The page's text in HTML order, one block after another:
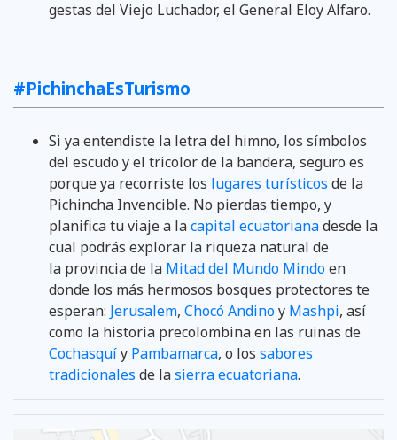
gestas del Viejo Luchador, el General Eloy Alfaro.
#PichinchaEsTurismo
Si ya entendiste la letra del himno, los símbolos
del escudo y el tricolor de la bandera, seguro es
porque ya recorriste los lugares turísticos de la
Pichincha Invencible. No pierdas tiempo, y
planifica tu viaje a lacapital ecuatorianadesde la
cual podrás explorar la riqueza natural de
la provincia de la Mitad del Mundo Mindoen
donde los más hermosos bosques protectores te
esperan: Jerusalem, Chocó Andinoy Mashpi, así
como la historia precolombina en las ruinas de
Cochasquíy Pambamarca, o los sabores
tradicionales de lasierra ecuatoriana.